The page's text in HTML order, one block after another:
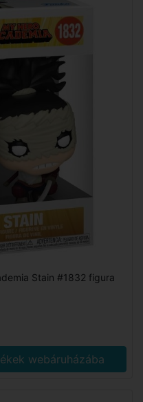
Stain #1832 figura
webáruházába